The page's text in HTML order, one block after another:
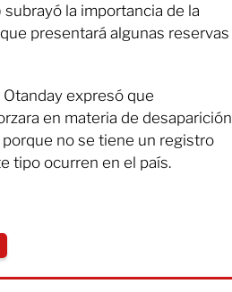
la importancia de la
presentará algunas reservas
expresó que
en materia de desaparición
no se tiene un registro
tipo ocurren en el país.